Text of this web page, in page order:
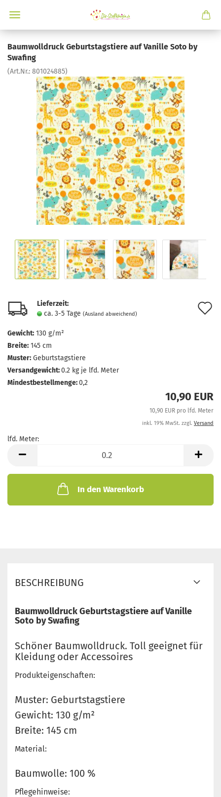
Baumwolldruck Geburtstagstiere auf Vanille Soto by
Swafing
(Art.Nr.: 801024885)
Lieferzeit:
ca. 3-5 Tage (Ausland abweichend)
Gewicht: 130 g/m²
Breite: 145 cm
Muster: Geburtstagstiere
Versandgewicht:0.2 kg je lfd. Meter
Mindestbestellmenge:0,2
10,90 EUR
10,90 EUR pro lfd. Meter
inkl. 19% MwSt. zzgl. Versand
lfd. Meter:
Meter
In den Warenkorb
BESCHREIBUNG
Baumwolldruck Geburtstagstiere auf Vanille
Soto by Swafing
Schöner Baumwolldruck. Toll geeignet für
Kleidung oder Accessoires
Produkteigenschaften:
Muster: Geburtstagstiere
Gewicht: 130 g/m²
Breite: 145 cm
Material:
Baumwolle: 100 %
Pflegehinweise: